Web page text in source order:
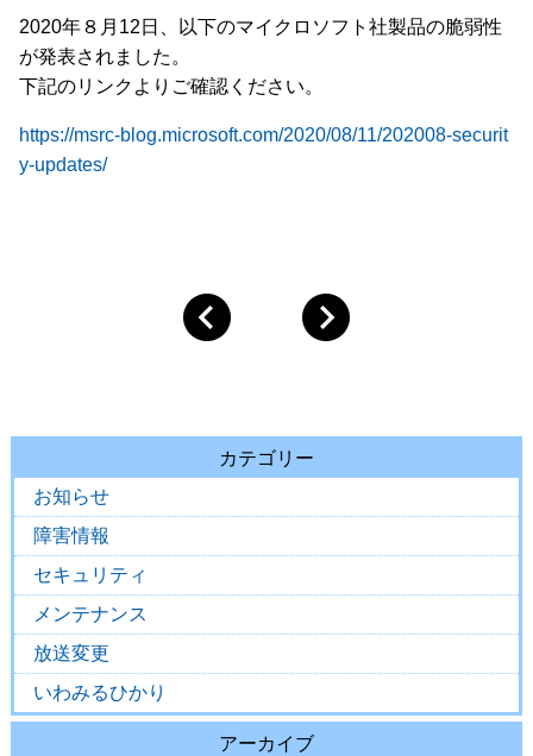
2020年８月12日、以下のマイクロソフト社製品の脆弱性
が発表されました。
下記のリンクよりご確認ください。
https://msrc-blog.microsoft.com/2020/08/11/202008-securit
y-updates/
カテゴリー
お知らせ
障害情報
セキュリティ
メンテナンス
放送変更
いわみるひかり
アーカイブ